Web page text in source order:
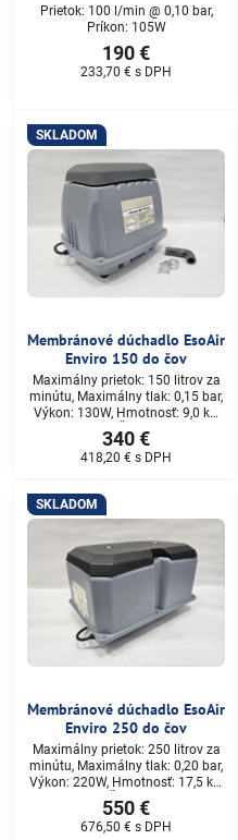
Prietok: 100 l/min @ 0,10 bar,
Príkon: 105W
190 €
233,70 € s DPH
SKLADOM
Membránové dúchadlo EsoAir
Enviro 150 do čov
Maximálny prietok: 150 litrov za
minútu, Maximálny tlak: 0,15 bar,
Výkon: 130W, Hmotnosť: 9,0 kg,
Rozmery (D x Š x): 256 x 200 x
222 mm, Konektor Rozmery: 18
mm
340 €
418,20 € s DPH
SKLADOM
Membránové dúchadlo EsoAir
Enviro 250 do čov
Maximálny prietok: 250 litrov za
minútu, Maximálny tlak: 0,20 bar,
Výkon: 220W, Hmotnosť: 17,5 kg,
Rozmery (D x Š x): 348,5 x 230,5 x
219mm, Konektor Rozmery: 26
mm
550 €
676,50 € s DPH